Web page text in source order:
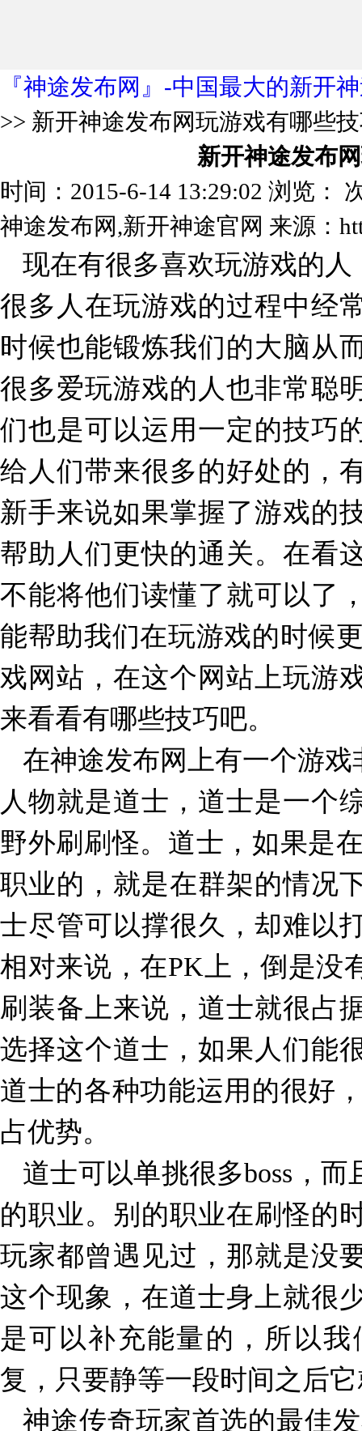
『神途发布网』-中国最大的新开
>> 新开神途发布网玩游戏有哪些
新开神途发布
时间：2015-6-14 13:29:02 浏览：
神途发布网,新开神途官网 来源：
现在有很多喜欢玩游戏的
很多人在玩游戏的过程中经
时候也能锻炼我们的大脑从
很多爱玩游戏的人也非常聪
们也是可以运用一定的技巧
给人们带来很多的好处的，
新手来说如果掌握了游戏的
帮助人们更快的通关。在看
不能将他们读懂了就可以了
能帮助我们在玩游戏的时候
戏网站，在这个网站上玩游
来看看有哪些技巧吧。
在神途发布网上有一个游
人物就是道士，道士是一个
野外刷刷怪。道士，如果是
职业的，就是在群架的情况
士尽管可以撑很久，却难以
相对来说，在PK 上，倒是
刷装备上来说，道士就很占
选择这个道士，如果人们能
道士的各种功能运用的很好
占优势。
道士可以单挑很多boss ，
的职业。别的职业在刷怪的
玩家都曾遇见过，那就是没
这个现象，在道士身上就很
是可以补充能量的，所以
复，只要静等一段时间之后
神途传奇玩家首选的最佳